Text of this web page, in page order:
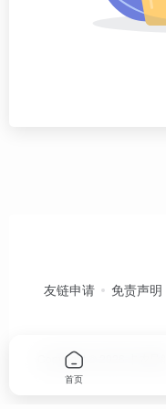
友链申请 免责声明
Copyright © 2026
首页